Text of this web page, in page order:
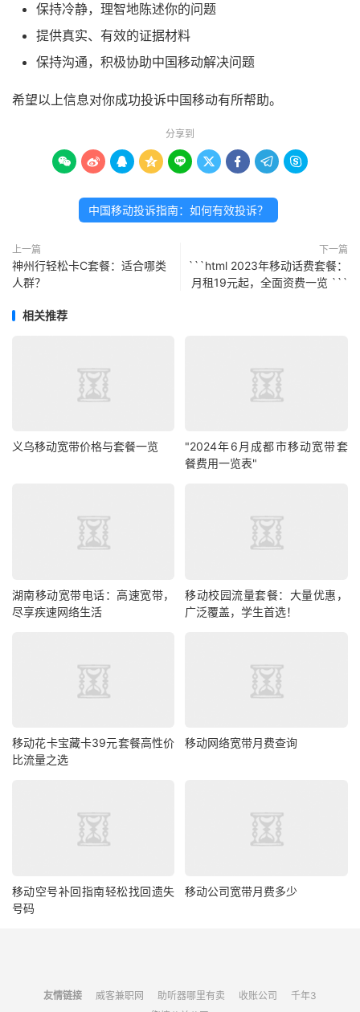
保持冷静，理智地陈述你的问题
提供真实、有效的证据材料
保持沟通，积极协助中国移动解决问题
希望以上信息对你成功投诉中国移动有所帮助。
分享到
        
中国移动投诉指南：如何有效投诉？
上一篇
神州行轻松卡C套餐：适合哪类
人群？
下一篇
```html 2023年移动话费套餐：
月租19元起，全面资费一览 ```
相关推荐
义乌移动宽带价格与套餐一览
"2024年6月成都市移动宽带套
餐费用一览表"
湖南移动宽带电话：高速宽带，
尽享疾速网络生活
移动校园流量套餐：大量优惠，
广泛覆盖，学生首选！
移动花卡宝藏卡39元套餐高性价
比流量之选
移动网络宽带月费查询
移动空号补回指南轻松找回遗失
号码
移动公司宽带月费多少
友情链接 威客兼职网 助听器哪里有卖 收账公司
千年3